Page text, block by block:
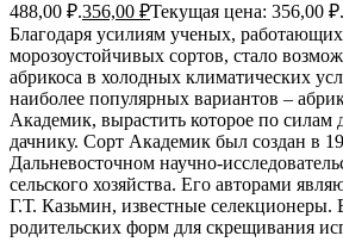
488,00 ₽.356,00 ₽Текущая цена: 356,00 ₽.
Благодаря усилиям ученых,
морозоустойчивых сортов, стало
абрикоса в холодных климатических
наиболее популярных вариантов –
Академик, вырастить которое по
дачнику. Сорт Академик был создан в
Дальневосточном научно-
сельского хозяйства. Его авторами
Г.Т. Казьмин, известные селекционеры.
родительских форм для скрещивания